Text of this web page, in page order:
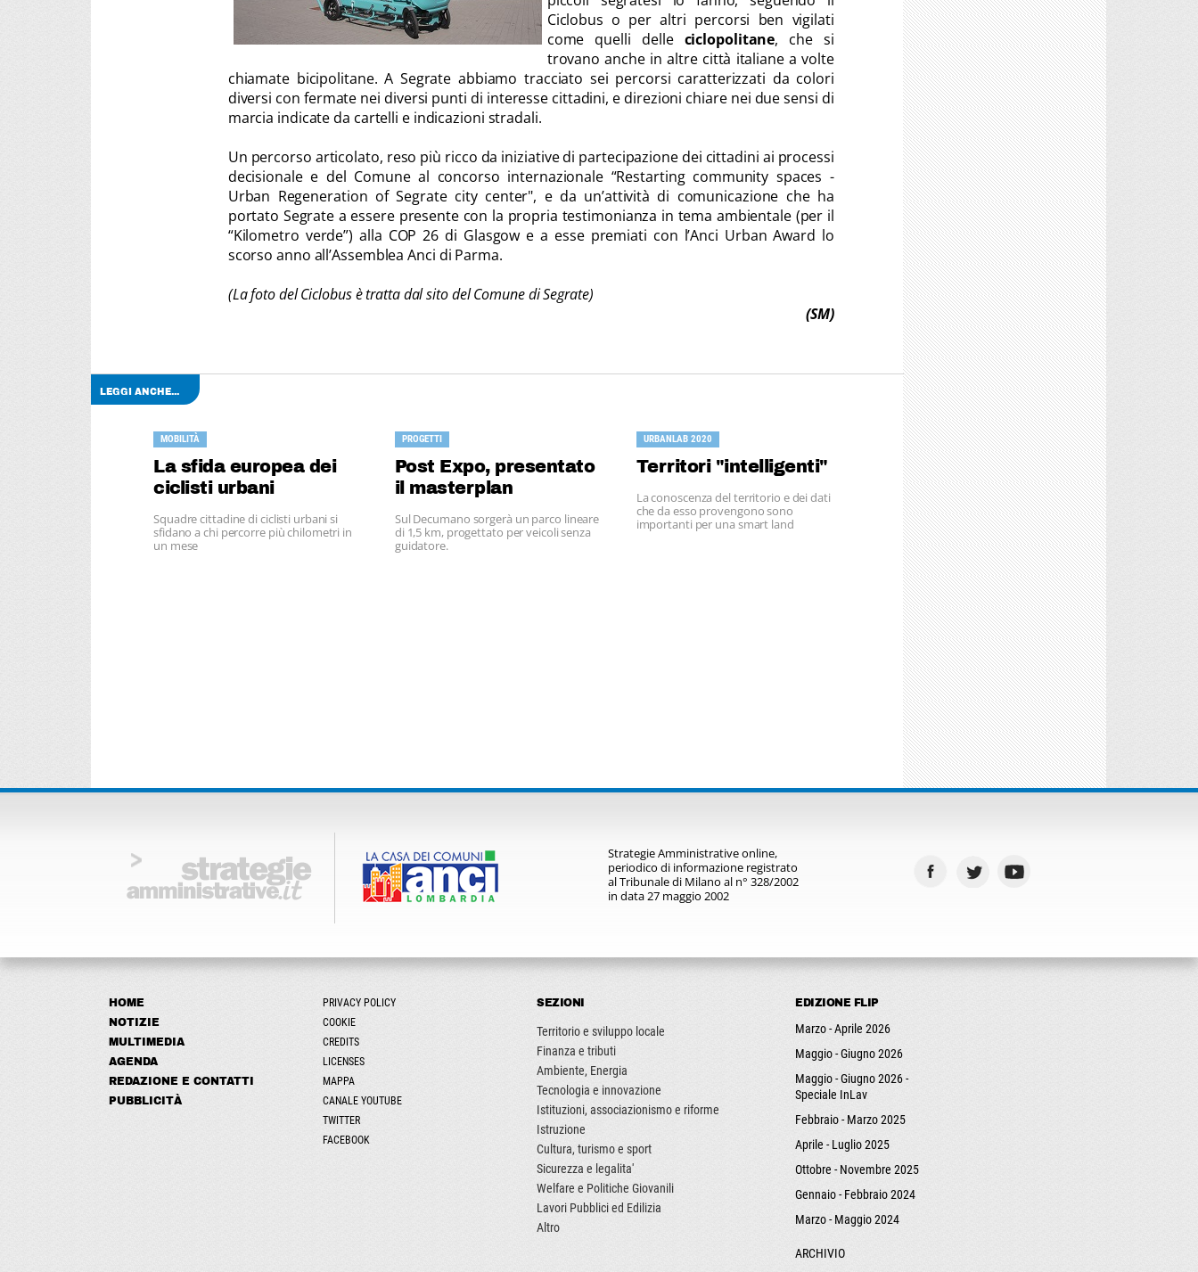
Ciclobus o per altri percorsi ben vigilati
come quelli delle ciclopolitane, che si
trovano anche in altre città italiane a volte
chiamate bicipolitane. A Segrate abbiamo tracciato sei percorsi caratterizzati da colori
diversi con fermate nei diversi punti di interesse cittadini, e direzioni chiare nei due sensi di
marcia indicate da cartelli e indicazioni stradali.
Un percorso articolato, reso più ricco da iniziative di partecipazione dei cittadini ai processi
decisionale e del Comune al concorso internazionale “Restarting community spaces -
Urban Regeneration of Segrate city center", e da un’attività di comunicazione che ha
portato Segrate a essere presente con la propria testimonianza in tema ambientale (per il
“Kilometro verde”) alla COP 26 di Glasgow e a esse premiati con l’Anci Urban Award lo
scorso anno all’Assemblea Anci di Parma.
(La foto del Ciclobus è tratta dal sito del Comune di Segrate)
(SM)
LEGGI ANCHE...
MOBILITÀ
La sfida europea dei
ciclisti urbani
Squadre cittadine di ciclisti urbani si
sfidano a chi percorre più chilometri in
un mese
PROGETTI
Post Expo, presentato
il masterplan
Sul Decumano sorgerà un parco lineare
di 1,5 km, progettato per veicoli senza
guidatore.
URBANLAB 2020
Territori "intelligenti"
La conoscenza del territorio e dei dati
che da esso provengono sono
importanti per una smart land
Strategie Amministrative online,
periodico di informazione registrato
al Tribunale di Milano al n° 328/2002
in data 27 maggio 2002
HOME
NOTIZIE
MULTIMEDIA
AGENDA
REDAZIONE E CONTATTI
PUBBLICITÀ
PRIVACY POLICY
COOKIE
CREDITS
LICENSES
MAPPA
CANALE YOUTUBE
TWITTER
FACEBOOK
SEZIONI
Territorio e sviluppo locale
Finanza e tributi
Ambiente, Energia
Tecnologia e innovazione
Istituzioni, associazionismo e riforme
Istruzione
Cultura, turismo e sport
Sicurezza e legalita'
Welfare e Politiche Giovanili
Lavori Pubblici ed Edilizia
Altro
EDIZIONE FLIP
Marzo - Aprile 2026
Maggio - Giugno 2026
Maggio - Giugno 2026 -
Speciale InLav
Febbraio - Marzo 2025
Aprile - Luglio 2025
Ottobre - Novembre 2025
Gennaio - Febbraio 2024
Marzo - Maggio 2024
ARCHIVIO